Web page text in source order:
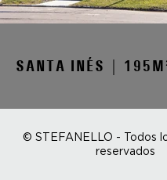
SANTA INÉS |
© STEFANELLO - Todos
reservados